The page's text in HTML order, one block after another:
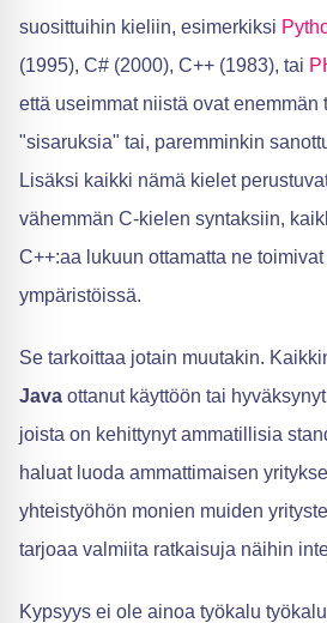
suosittuihin kieliin, esimerkiksi
(1995), C# (2000), C++ (1983), tai
että useimmat niistä ovat enemmän
"sisaruksia" tai, paremminkin
Lisäksi kaikki nämä kielet
vähemmän C-kielen syntaksiin,
C++:aa lukuun ottamatta ne
ympäristöissä.
Se tarkoittaa jotain muutakin.
Java ottanut käyttöön tai
joista on kehittynyt ammatillisia
haluat luoda ammattimaisen
yhteistyöhön monien muiden
tarjoaa valmiita ratkaisuja näihin
Kypsyys ei ole ainoa työkalu